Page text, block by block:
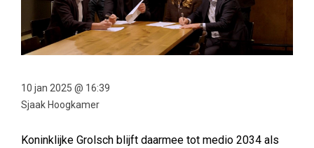
10 jan 2025 @ 16:39
Sjaak Hoogkamer
Koninklijke Grolsch blijft daarmee tot medio 2034 als